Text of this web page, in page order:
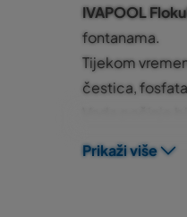
IVAPOOL
fontanama.
Tijekom
čestica,
česticama
Prikaži više